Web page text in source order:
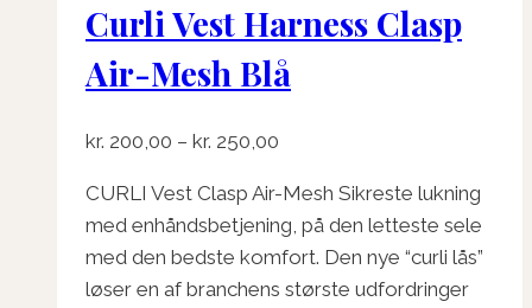
Mulighederne
kan
Curli Vest Harness Clasp
Air-Mesh Blå
kr. 200,00 – kr. 250,00
til
kr. 250,00
CURLI Vest Clasp Air-Mesh Sikreste lukning
med enhåndsbetjening, på den letteste sele
med den bedste komfort. Den nye “curli lås”
løser en af ​​branchens største udfordringer